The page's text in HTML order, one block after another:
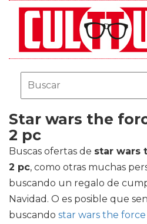
Star wars the
2 pc
Buscas ofertas de star wars
2 pc, como otras muchas
buscando un regalo de
Navidad. O es posible que
buscando star wars the